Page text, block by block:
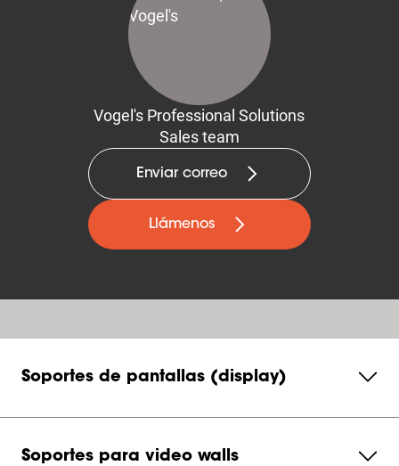
Vogel's Professional Solutions
Sales team
Enviar correo
Llámenos
Soportes de pantallas (display)
Soportes para video walls